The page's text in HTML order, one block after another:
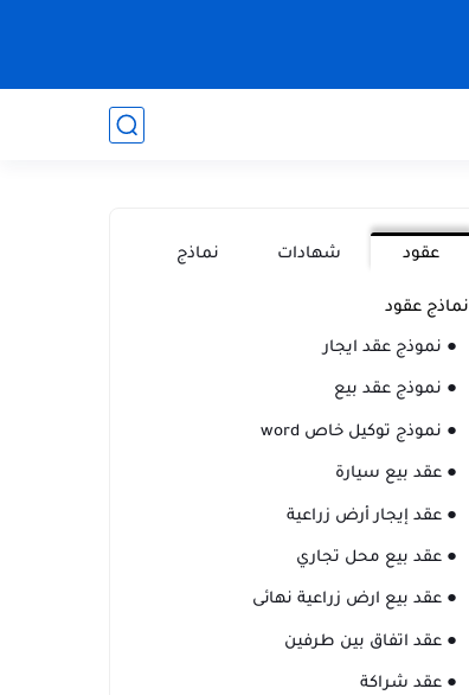
عقود شهادات نماذج
نماذج عقود
● نموذج عقد ايجار
● نموذج عقد بيع
● نموذج توكيل خاص word
● عقد بيع سيارة
● عقد إيجار أرض زراعية
● عقد بيع محل تجاري
● عقد بيع ارض زراعية نهائى
● عقد اتفاق بين طرفين
● عقد شراكة